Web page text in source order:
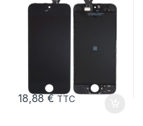
18,88€ TTC